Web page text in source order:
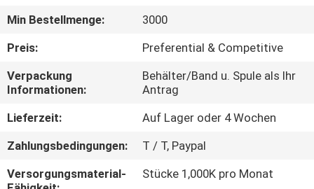
TRETEN
SIE
MIT
UNS
IN
VERBINDUNG
Min Bestellmenge:
3000
Preis:
Preferential & Competitive
Verpackung
Informationen:
Behälter/Band u. Spule als Ihr
Antrag
Lieferzeit:
Auf Lager oder 4 Wochen
Zahlungsbedingungen:
T / T, Paypal
Versorgungsmaterial-
Stücke 1,000K pro Monat